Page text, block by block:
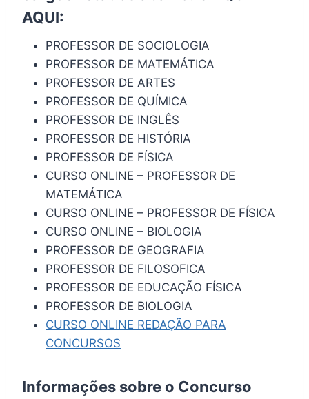
AQUI:
PROFESSOR DE SOCIOLOGIA
PROFESSOR DE MATEMÁTICA
PROFESSOR DE ARTES
PROFESSOR DE QUÍMICA
PROFESSOR DE INGLÊS
PROFESSOR DE HISTÓRIA
PROFESSOR DE FÍSICA
CURSO ONLINE – PROFESSOR DE
MATEMÁTICA
CURSO ONLINE – PROFESSOR DE FÍSICA
CURSO ONLINE – BIOLOGIA
PROFESSOR DE GEOGRAFIA
PROFESSOR DE FILOSOFICA
PROFESSOR DE EDUCAÇÃO FÍSICA
PROFESSOR DE BIOLOGIA
CURSO ONLINE REDAÇÃO PARA
CONCURSOS
Informações sobre o Concurso